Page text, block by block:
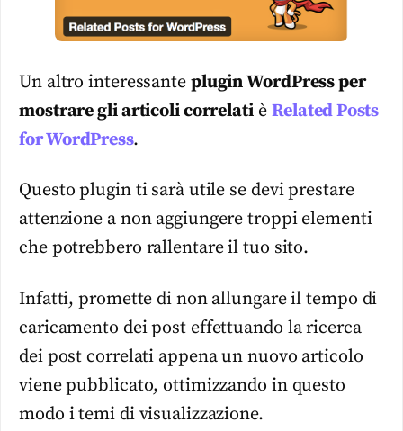
Un altro interessante plugin WordPress per
mostrare gli articoli correlatiè Related Posts
for WordPress.
Questo plugin ti sarà utile se devi prestare
attenzione a non aggiungere troppi elementi
che potrebbero rallentare il tuo sito.
Infatti, promette di non allungare il tempo di
caricamento dei post effettuando la ricerca
dei post correlati appena un nuovo articolo
viene pubblicato, ottimizzando in questo
modo i temi di visualizzazione.